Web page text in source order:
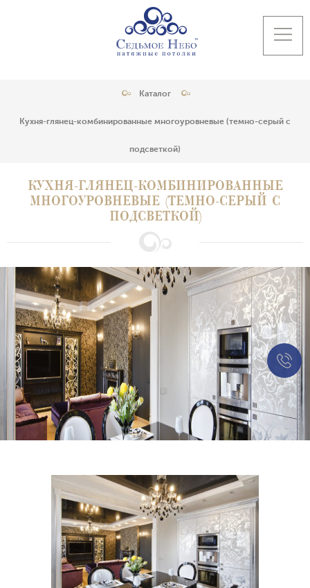
Каталог
Кухня-глянец-комбинированные многоуровневые (темно-серый с
подсветкой)
КУХНЯ-ГЛЯНЕЦ-КОМБИНИРОВАННЫЕ
МНОГОУРОВНЕВЫЕ (ТЕМНО-СЕРЫЙ С
ПОДСВЕТКОЙ)